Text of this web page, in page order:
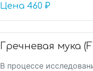
Цена 460 ₽
Гречневая мука
В процессе